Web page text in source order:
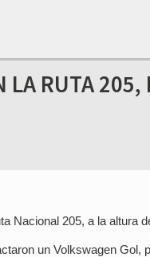
LA RUTA
Nacional 205, a la altura
un Volkswagen Gol,